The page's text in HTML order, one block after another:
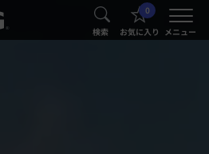
® 検索
0
お気に入り メニュー
®